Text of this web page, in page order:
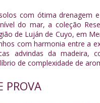
com ótima drenagem
do mar, a coleção
de Luján de Cuyo, em
com harmonia entre a
advindas da madeira,
de complexidade de
PROVA